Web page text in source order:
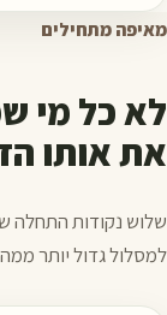
מאיפה מתחילים
לא כל מי
את אותו
שלוש נקודות התחלה
למסלול גדול יותר ממה